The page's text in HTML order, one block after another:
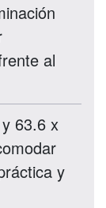
al
63.6 x
y